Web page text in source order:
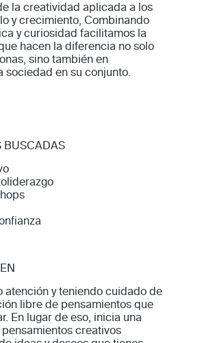
la creatividad aplicada a los
y crecimiento, Combinando
y curiosidad facilitamos la
hacen la diferencia no solo
sino también en
sociedad en su conjunto.
BUSCADAS
atención y teniendo cuidado de
libre de pensamientos que
En lugar de eso, inicia una
creativos